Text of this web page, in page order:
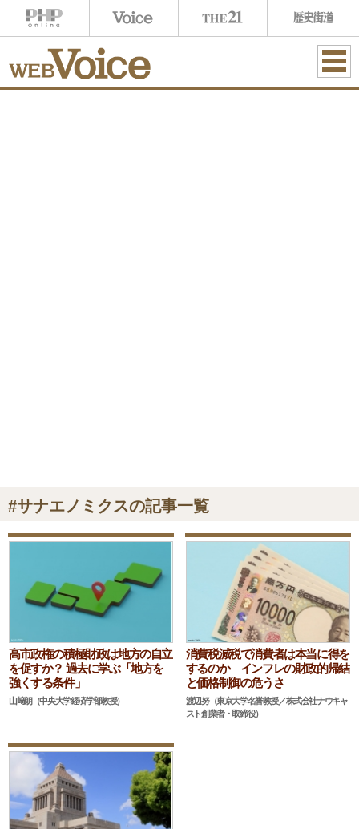
#サナエノミクスの記事一覧
高市政権の積極財政は地方の自立
を促すか？ 過去に学ぶ「地方を
強くする条件」
山﨑朗（中央大学経済学部教授）
消費税減税で消費者は本当に得を
するのか インフレの財政的帰結
と価格制御の危うさ
渡辺努（東京大学名誉教授／株式会社ナウキャ
スト創業者・取締役）